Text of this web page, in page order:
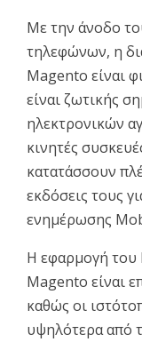
Με την άνοδο
τηλεφώνων, η
Magento είναι
είναι ζωτικής
ηλεκτρονικών
κινητές
κατατάσσουν
εκδόσεις τους
ενημέρωσης
Η εφαρμογή του
Magento είναι
καθώς οι
υψηλότερα από